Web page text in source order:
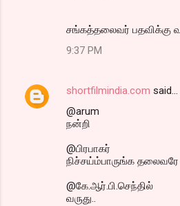
சங்கத்தலைவர் பதவிக்கு
9:37 PM
shortfilmindia.com said…
@arum
நன்றி
@பிரபாகர்
நிச்சய்ம்பாருங்க தலைவரே
@கே.ஆர்.பி.செந்தில்
வருது..